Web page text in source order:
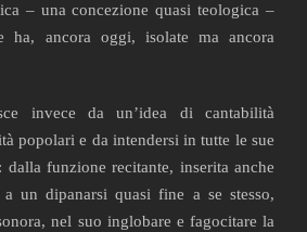
– una concezione quasi teologica –
ha, ancora oggi, isolate ma ancora
invece da un’idea di cantabilità
popolari e da intendersi in tutte le sue
funzione recitante, inserita anche
un dipanarsi quasi fine a se stesso,
nel suo inglobare e fagocitare la